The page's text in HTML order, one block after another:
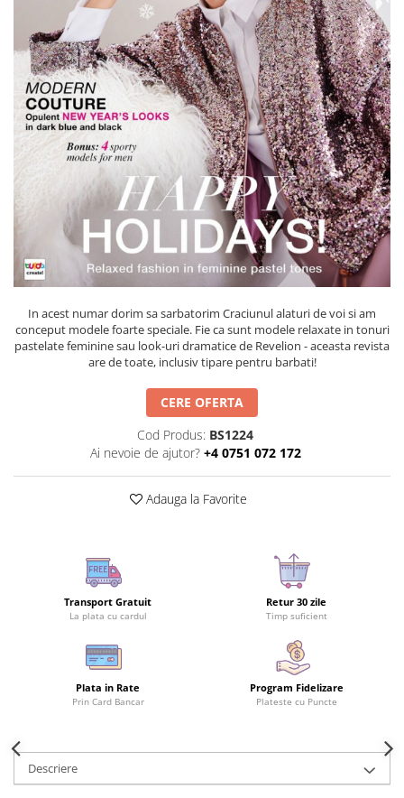
In acest numar dorim sa sarbatorim Craciunul alaturi de voi si am
conceput modele foarte speciale. Fie ca sunt modele relaxate in tonuri
pastelate feminine sau look-uri dramatice de Revelion - aceasta revista
are de toate, inclusiv tipare pentru barbati!
CERE OFERTA
Cod Produs: BS1224
Ai nevoie de ajutor? +4 0751 072 172
Adauga la Favorite
Transport Gratuit
La plata cu cardul
Retur 30 zile
Timp suficient
Plata in Rate
Prin Card Bancar
Program Fidelizare
Plateste cu Puncte
Descriere